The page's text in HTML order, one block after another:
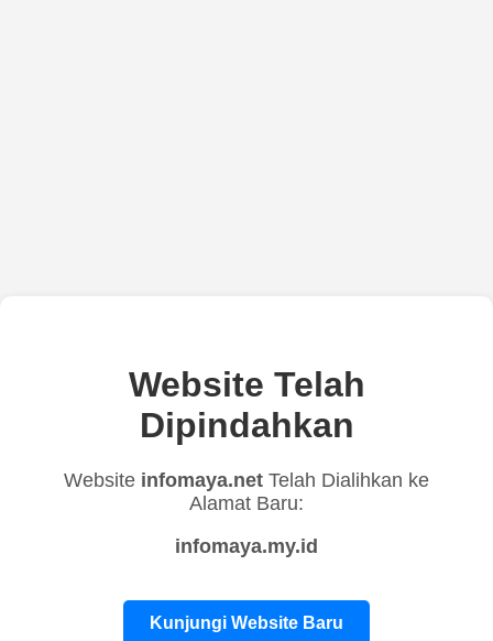
Website Telah
Dipindahkan
Website infomaya.net Telah Dialihkan ke
Alamat Baru:
infomaya.my.id
Kunjungi Website Baru